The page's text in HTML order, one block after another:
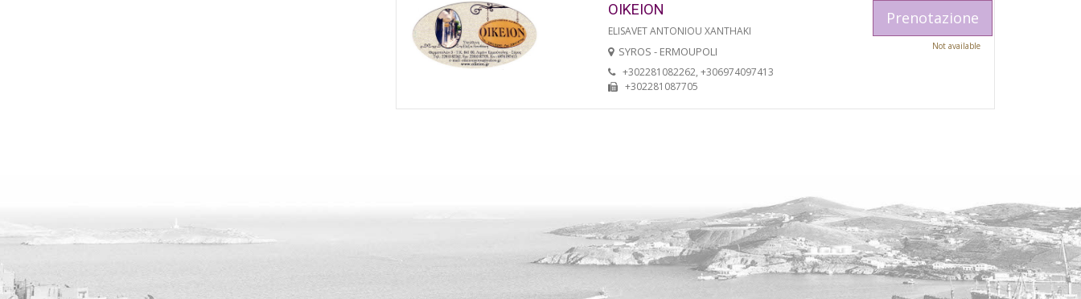
OIKEION
ELISAVET ANTONIOU XANTHAKI
SYROS - ERMOUPOLI
+302281082262, +306974097413
+302281087705
Prenotazione
Not available